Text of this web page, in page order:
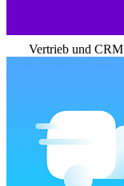
Vertrieb und CRM